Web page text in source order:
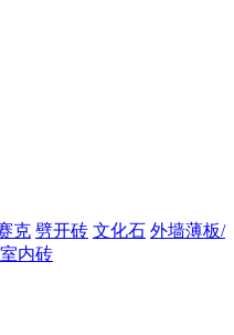
克 劈开砖 文化石 外墙薄板/
室内砖